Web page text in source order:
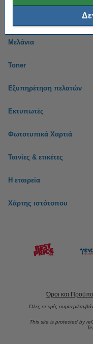
Χρειάζεσαι
Δευτέρα έως
Μελάνια
Toner
Εξυπηρέτηση πελατών
Εκτυπωτές
Φωτοτυπικά Χαρτιά
Ταινίες & ετικέτες
Η εταιρεία
Χάρτης ιστότοπου
Όροι και
Όλες οι τιμές
This site is protected by